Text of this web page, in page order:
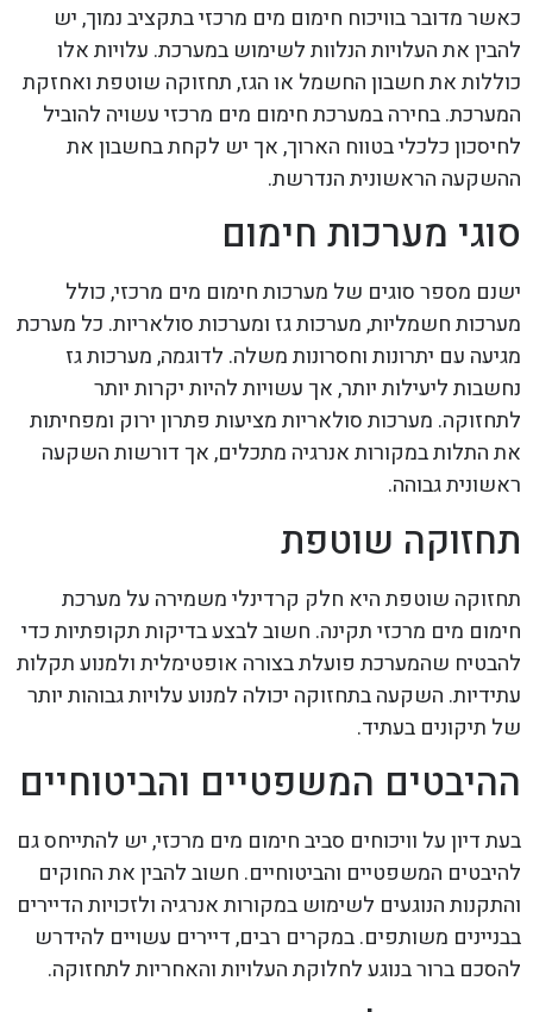
כאשר מדובר בוויכוח חימום מים מרכזי בתקציב נמוך, יש
להבין את העלויות הנלוות לשימוש במערכת. עלויות אלו
כוללות את חשבון החשמל או הגז, תחזוקה שוטפת ואחזקת
המערכת. בחירה במערכת חימום מים מרכזי עשויה להוביל
לחיסכון כלכלי בטווח הארוך, אך יש לקחת בחשבון את
ההשקעה הראשונית הנדרשת.
סוגי מערכות חימום
ישנם מספר סוגים של מערכות חימום מים מרכזי, כולל
מערכות חשמליות, מערכות גז ומערכות סולאריות. כל מערכת
מגיעה עם יתרונות וחסרונות משלה. לדוגמה, מערכות גז
נחשבות ליעילות יותר, אך עשויות להיות יקרות יותר
לתחזוקה. מערכות סולאריות מציעות פתרון ירוק ומפחיתות
את התלות במקורות אנרגיה מתכלים, אך דורשות השקעה
ראשונית גבוהה.
תחזוקה שוטפת
תחזוקה שוטפת היא חלק קרדינלי משמירה על מערכת
חימום מים מרכזי תקינה. חשוב לבצע בדיקות תקופתיות כדי
להבטיח שהמערכת פועלת בצורה אופטימלית ולמנוע תקלות
עתידיות. השקעה בתחזוקה יכולה למנוע עלויות גבוהות יותר
של תיקונים בעתיד.
ההיבטים המשפטיים והביטוחיים
בעת דיון על וויכוחים סביב חימום מים מרכזי, יש להתייחס גם
להיבטים המשפטיים והביטוחיים. חשוב להבין את החוקים
והתקנות הנוגעים לשימוש במקורות אנרגיה ולזכויות הדיירים
בבניינים משותפים. במקרים רבים, דיירים עשויים להידרש
להסכם ברור בנוגע לחלוקת העלויות והאחריות לתחזוקה.